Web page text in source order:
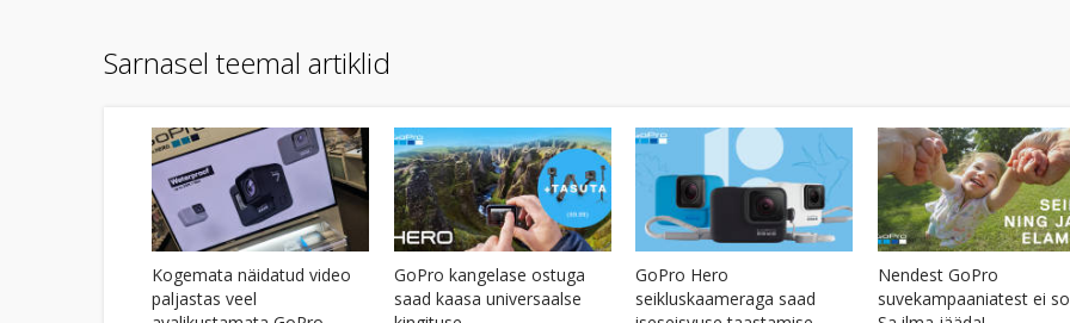
Sarnasel teemal artiklid
Kogemata näidatud video
paljastas veel
GoPro kangelase ostuga
saad kaasa universaalse
GoPro Hero
seikluskaameraga saad
Nendest GoPro
suvekampaaniatest ei